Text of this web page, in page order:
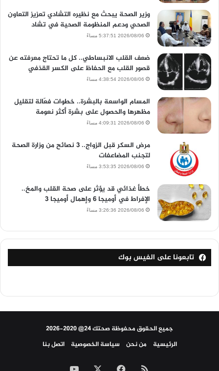
وزير الصحة يبحث مع نظيره التشادي تعزيز التعاون
الصحي ودعم المنظومة الصحية في تشاد
2026/08/06 5:37:51 مساءً
ضعف القلب الانبساطي.. كل ما تحتاج معرفته عن
قصور القلب مع الحفاظ على الكسر القذفي
2026/08/06 4:38:54 مساءً
المسام الواسعة بالبشرة.. خطوات فعّالة لتقليل
مظهرها والحصول على بشرة أكثر نعومة
2026/08/06 4:09:31 مساءً
مرض السكر قبل الزواج.. 3 نصائح من وزارة الصحة
لتجنب المضاعفات
2026/08/06 3:53:35 مساءً
خطأ غذائي قد يؤثر على صحة القلب والمخ..
الإفراط في أوميجا 6 وإهمال أوميجا 3
2026/08/06 3:26:36 مساءً
تابعونا على الفيس بوك
جميع الحقوق محفوظة صحتك 24@ 2020-2026
الرئيسية
من نحن سياسة الخصوصية اتصل بنا